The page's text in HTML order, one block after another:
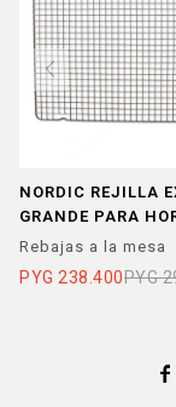
NORDIC REJILLA
GRANDE PARA
Rebajas a la mesa
PYG 238.400PYG
